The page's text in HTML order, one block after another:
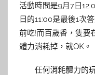
活動時間是9月7日
日的11:00是最後1次
前吃!而百歲香，隻要
體力消耗掉，就OK。
任何消耗體力的